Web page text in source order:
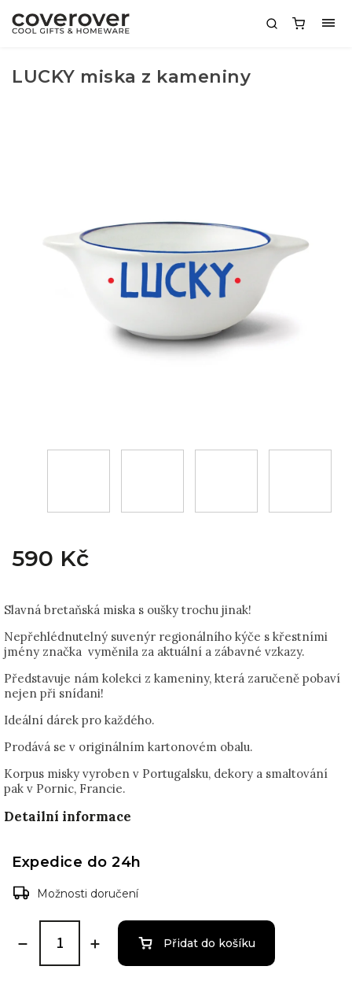
LUCKY miska z kameniny
590 Kč
Slavná bretaňská miska s oušky trochu jinak!
Nepřehlédnutelný suvenýr regionálního kýče s křestními
jmény značka vyměnila za aktuální a zábavné vzkazy.
Představuje nám kolekci z kameniny, která zaručeně pobaví
nejen při snídani!
Ideální dárek pro každého.
Prodává se v originálním kartonovém obalu.
Korpus misky vyroben v Portugalsku, dekory a smaltování
pak v Pornic, Francie.
Detailní informace
Expedice do 24h
Možnosti doručení
Přidat do košíku